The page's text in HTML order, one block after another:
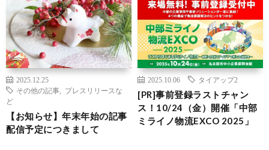
2025.12.25
その他の記事
プレスリリースな
ど
【お知らせ】年末年始の記事
配信予定につきまして
2025.10.06 タイアップ2
[PR]事前登録ラストチャン
ス！10/24（金）開催「中部
ミライノ物流EXCO 2025」